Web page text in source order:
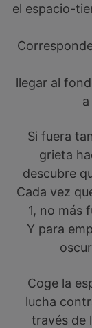
el espacio-
llegar al
Si fuera
grieta
descubre
Cada vez
1, no más
Y para
Coge la
lucha
través de